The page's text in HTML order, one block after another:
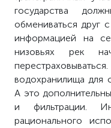
государства
обмениваться друг
информацией на
низовьях рек
водохранилища для
А это
и фильтрации.
рационального